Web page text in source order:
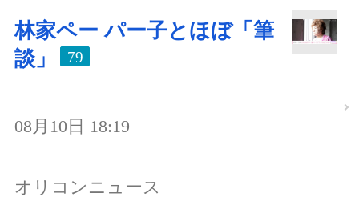
林家ペー パー子とほぼ「筆
談」
79
08月10日 18:19
オリコンニュース